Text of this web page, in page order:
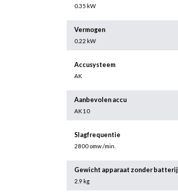
0.35 kW
Vermogen
0.22 kW
Accusysteem
AK
Aanbevolen accu
AK 10
Slagfrequentie
2800 omw./min.
Gewicht apparaat zonder batterij
2.9 kg